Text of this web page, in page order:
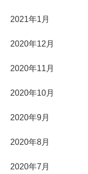
2021年1月
2020年12月
2020年11月
2020年10月
2020年9月
2020年8月
2020年7月